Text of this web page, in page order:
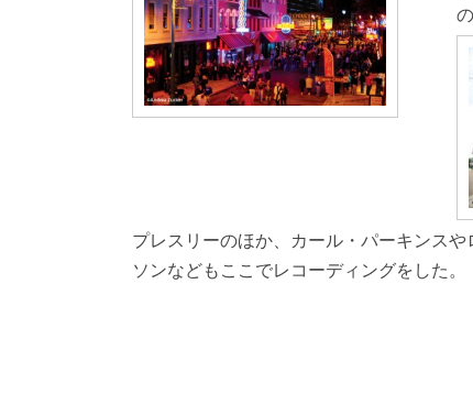
プレスリーのほか、カール・パーキンス
ソンなどもここでレコーディングをした。